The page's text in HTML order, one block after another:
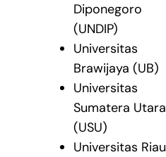
Diponegoro
(UNDIP)
Universitas
Brawijaya (UB)
Universitas
Sumatera Utara
(USU)
Universitas Riau